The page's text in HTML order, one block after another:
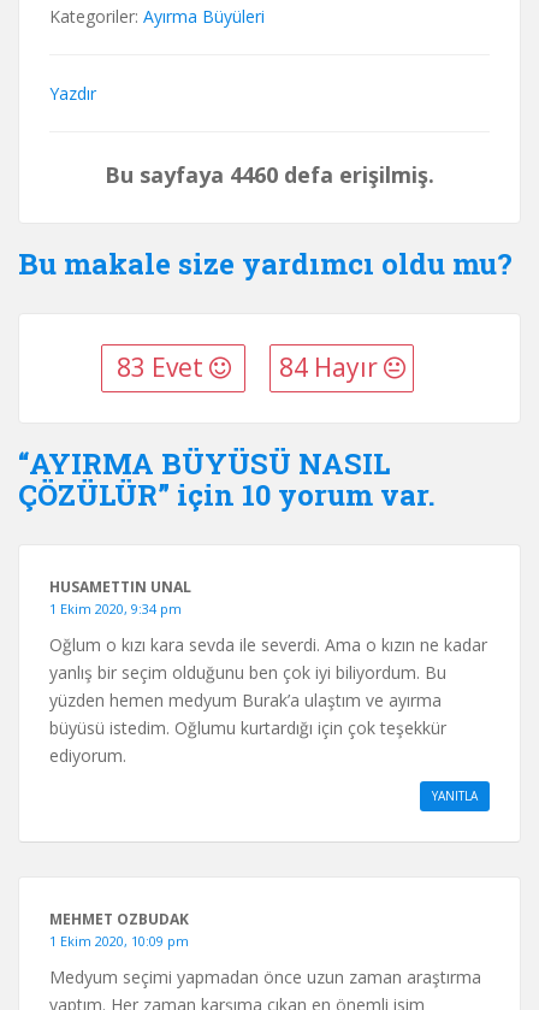
Kategoriler: Ayırma Büyüleri
Yazdır
Bu sayfaya 4460 defa erişilmiş.
Bu makale size yardımcı oldu mu?
83 Evet 84 Hayır
“AYIRMA BÜYÜSÜ NASIL
ÇÖZÜLÜR” için 10 yorum var.
HUSAMETTIN UNAL
1 Ekim 2020, 9:34 pm
Oğlum o kızı kara sevda ile severdi. Ama o kızın ne kadar
yanlış bir seçim olduğunu ben çok iyi biliyordum. Bu
yüzden hemen medyum Burak’a ulaştım ve ayırma
büyüsü istedim. Oğlumu kurtardığı için çok teşekkür
ediyorum.
YANITLA
MEHMET OZBUDAK
1 Ekim 2020, 10:09 pm
Medyum seçimi yapmadan önce uzun zaman araştırma
yaptım. Her zaman karşıma çıkan en önemli isim